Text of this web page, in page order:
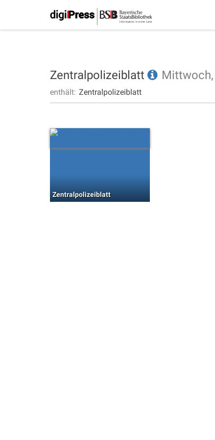
Zentralpolizeiblatt Mittwoch,
enthält: Zentralpolizeiblatt
Zentralpolizeiblatt